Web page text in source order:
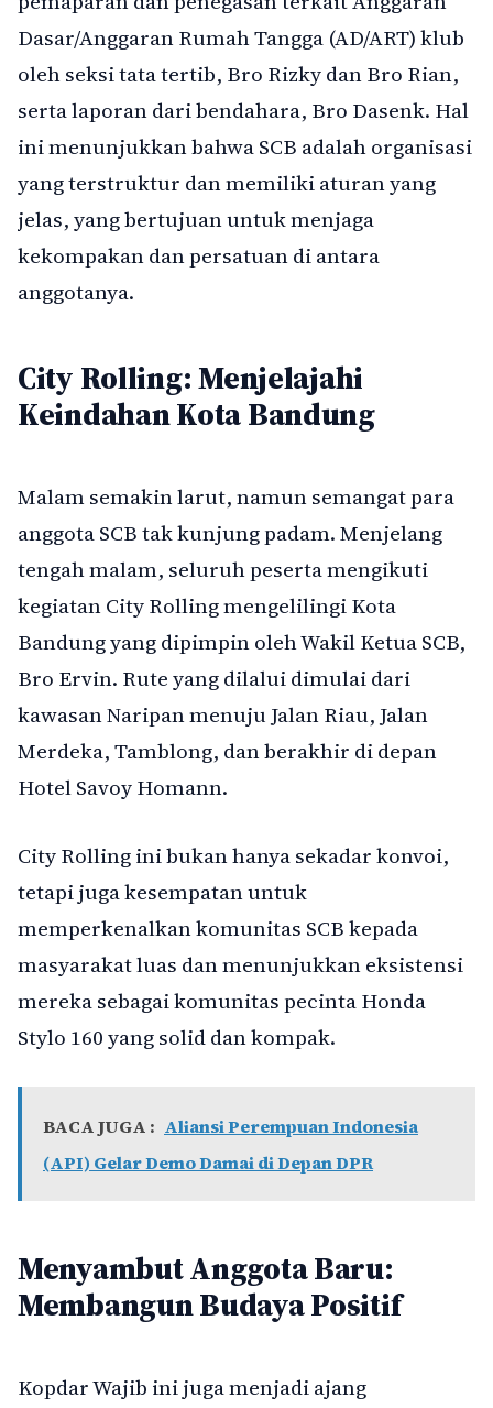
Dasar/Anggaran Rumah Tangga (AD/ART) klub
oleh seksi tata tertib, Bro Rizky dan Bro Rian,
serta laporan dari bendahara, Bro Dasenk. Hal
ini menunjukkan bahwa SCB adalah organisasi
yang terstruktur dan memiliki aturan yang
jelas, yang bertujuan untuk menjaga
kekompakan dan persatuan di antara
anggotanya.
City Rolling: Menjelajahi
Keindahan Kota Bandung
Malam semakin larut, namun semangat para
anggota SCB tak kunjung padam. Menjelang
tengah malam, seluruh peserta mengikuti
kegiatan City Rolling mengelilingi Kota
Bandung yang dipimpin oleh Wakil Ketua SCB,
Bro Ervin. Rute yang dilalui dimulai dari
kawasan Naripan menuju Jalan Riau, Jalan
Merdeka, Tamblong, dan berakhir di depan
Hotel Savoy Homann.
City Rolling ini bukan hanya sekadar konvoi,
tetapi juga kesempatan untuk
memperkenalkan komunitas SCB kepada
masyarakat luas dan menunjukkan eksistensi
mereka sebagai komunitas pecinta Honda
Stylo 160 yang solid dan kompak.
BACA JUGA : Aliansi Perempuan Indonesia
(API) Gelar Demo Damai di Depan DPR
Menyambut Anggota Baru:
Membangun Budaya Positif
Kopdar Wajib ini juga menjadi ajang